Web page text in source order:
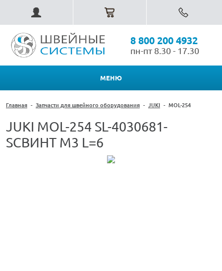
8 800 200 4932
пн-пт 8.30 - 17.30
МЕНЮ
Главная - Запчасти для швейного оборудования - JUKI - MOL-254
JUKI MOL-254 SL-4030681-
SCВИНТ M3 L=6